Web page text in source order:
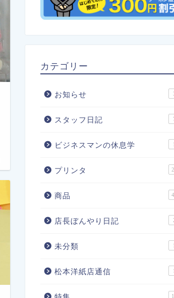
カテゴリー
お知らせ
スタッフ日記
ビジネスマンの休息学
プリンタ
商品
店長ぼんやり日記
未分類
松本洋紙店通信